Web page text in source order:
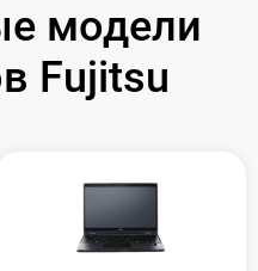
модели
Fujitsu